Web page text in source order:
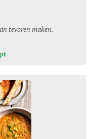
tevoren maken.